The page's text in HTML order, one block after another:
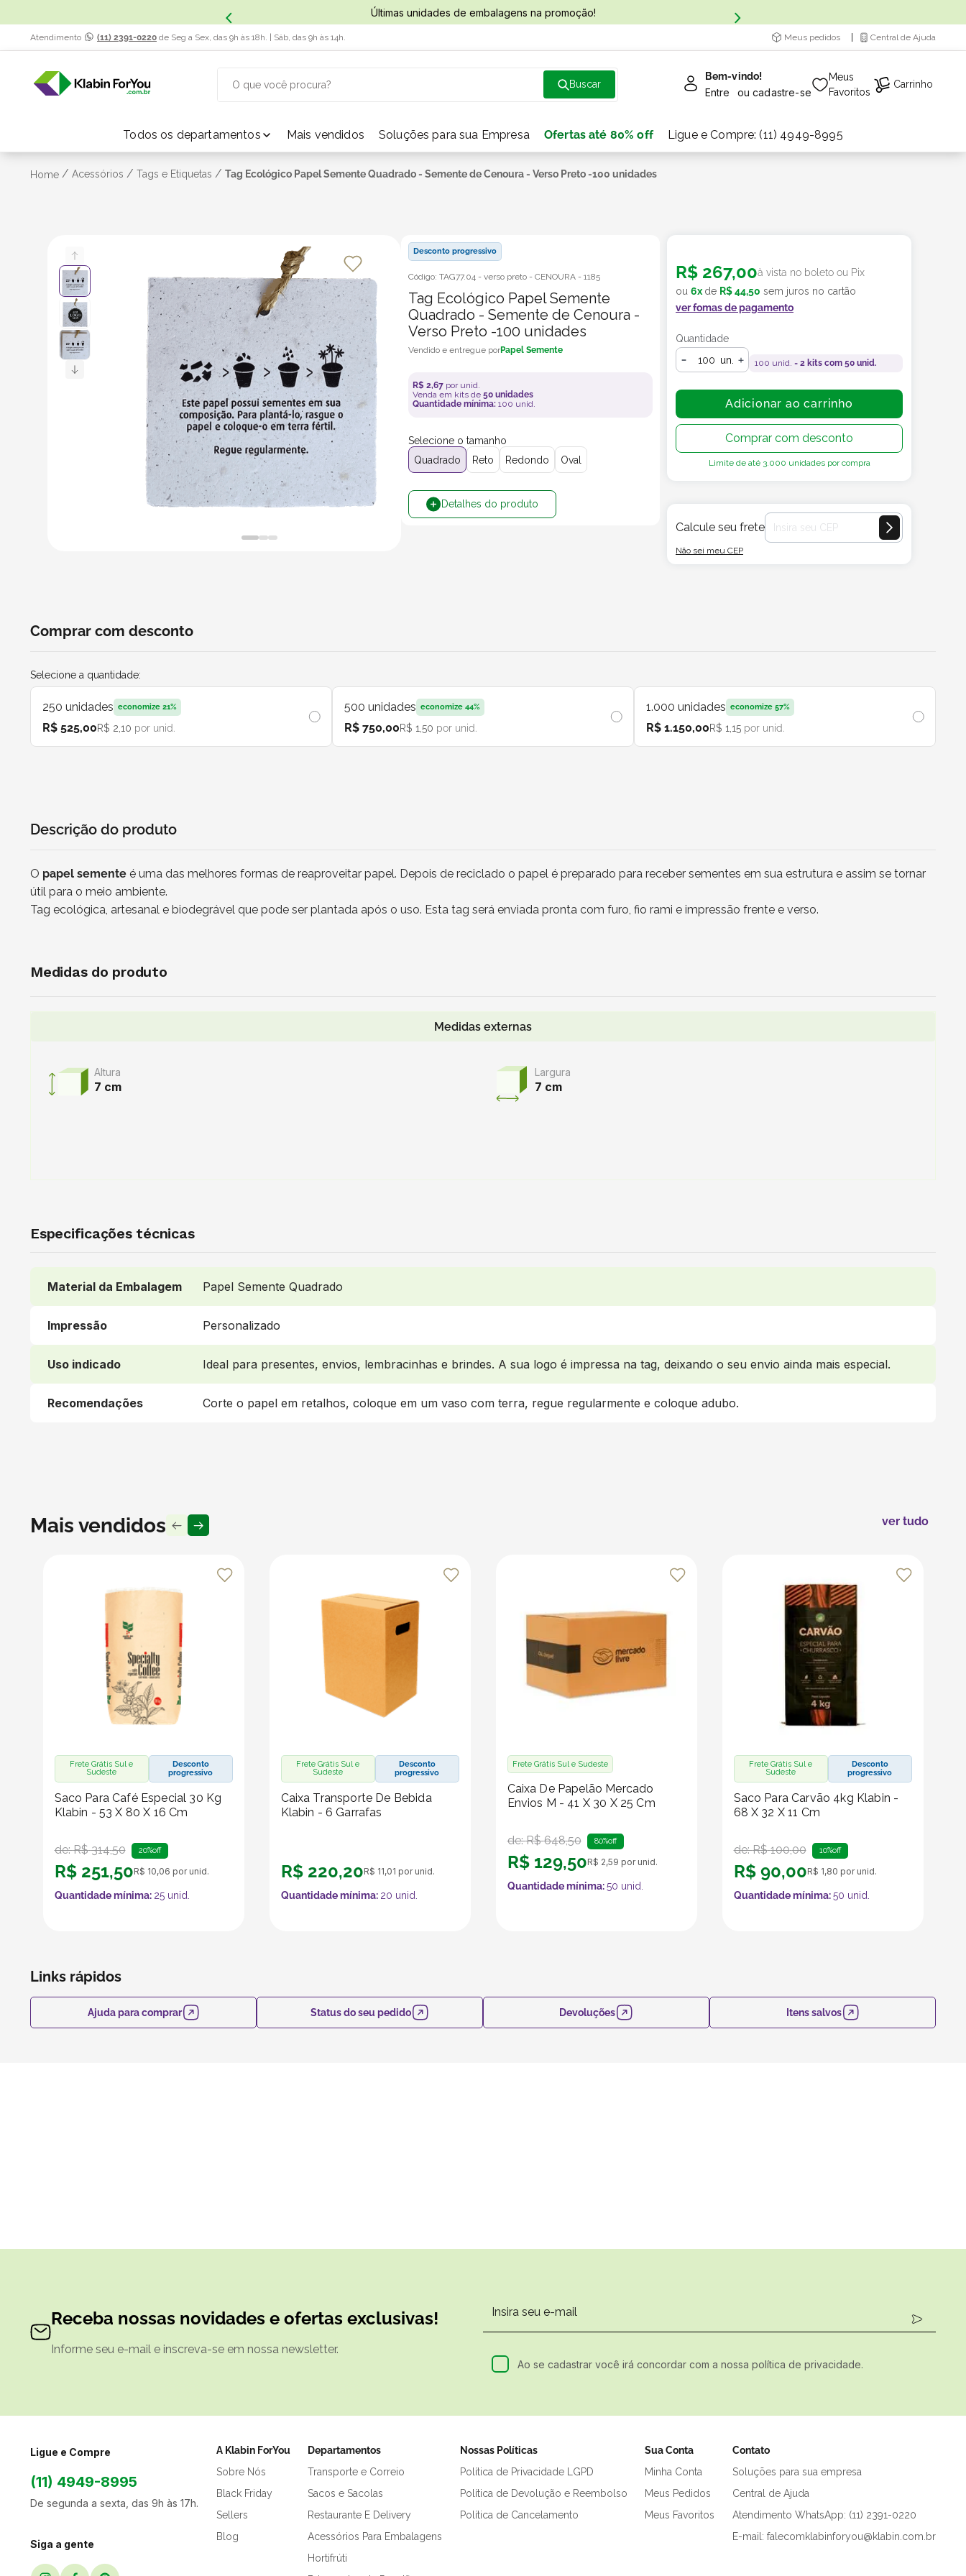
Últimas unidades de embalagens na promoção!
Atendimento (11) 2391-0220 de Seg a Sex, das 9h às 18h. | Sáb, das 9h às 14h. Meus pedidos Central de Ajuda
Bem-vindo!
Entre ou cadastre-se
Meus
Favoritos
Carrinho
Todos os departamentos Mais vendidos Soluções para sua Empresa Ofertas até 80% off Ligue e Compre: (11) 4949-8995
Home / Acessórios / Tags e Etiquetas / Tag Ecológico Papel Semente Quadrado - Semente de Cenoura - Verso Preto -100 unidades
Desconto progressivo
Código: TAG77.04 - verso preto - CENOURA - 1185
Tag Ecológico Papel Semente
Quadrado - Semente de Cenoura -
Verso Preto -100 unidades
Papel Semente
R$ 2,67 por unid.
Venda em kits de 50 unidades
Quantidade mínima: 100 unid.
Selecione o tamanho
Quadrado
Reto Redondo Oval
Detalhes do produto
R$ 267,00à vista no boleto ou Pix
ou 6x de R$44,50 sem juros no cartão
ver fomas de pagamento
Quantidade
un.
100 unid. = 2 kits com 50 unid.
Adicionar ao carrinho
Comprar com desconto
Limite de até 3.000 unidades por compra
Calcule seu frete
Não sei meu CEP
Comprar com desconto
Selecione a quantidade:
250 unidades economize 21%
R$ 525,00R$ 2,10 por unid.
500 unidades economize 44%
R$ 750,00R$ 1,50 por unid.
1.000 unidades economize 57%
R$ 1.150,00R$ 1,15 por unid.
Descrição do produto
O papel semente é uma das melhores formas de reaproveitar papel. Depois de reciclado o papel é preparado para receber sementes em sua estrutura e assim se tornar
útil para o meio ambiente.
Tag ecológica, artesanal e biodegrável que pode ser plantada após o uso. Esta tag será enviada pronta com furo, fio rami e impressão frente e verso.
Medidas do produto
Medidas externas
Altura
7 cm
Largura
7 cm
Especificações técnicas
Material da Embalagem Papel Semente Quadrado
Impressão Personalizado
Uso indicado Ideal para presentes, envios, lembracinhas e brindes. A sua logo é impressa na tag, deixando o seu envio ainda mais especial.
Recomendações Corte o papel em retalhos, coloque em um vaso com terra, regue regularmente e coloque adubo.
Frete Grátis Sul e
Sudeste
Desconto
progressivo
Saco Para Café Especial 30 Kg
Klabin - 53 X 80 X 16 Cm
de:R$ 314,50 20%off
R$ 251,50R$ 10,06 por unid.
Quantidade mínima: 25unid.
Frete Grátis Sul e
Sudeste
Desconto
progressivo
Caixa Transporte De Bebida
Klabin - 6 Garrafas
R$ 220,20R$ 11,01 por unid.
Quantidade mínima: 20 unid.
Frete Grátis Sul e Sudeste
Caixa De Papelão Mercado
Envios M - 41 X 30 X 25 Cm
de:R$ 648,50 80%off
R$ 129,50R$ 2,59 por unid.
Quantidade mínima:50 unid.
Frete Grátis Sul e
Sudeste
Desconto
progressivo
Saco Para Carvão 4kg Klabin -
68 X 32 X 11 Cm
de:R$ 100,00 10%off
R$ 90,00R$ 1,80 por unid.
Quantidade mínima:50 unid.
Mais vendidos ver tudo
Links rápidos
Ajuda para comprar Status do seu pedido Devoluções Itens salvos
Receba nossas novidades e ofertas exclusivas!
Informe seu e-mail e inscreva-se em nossa newsletter.
Ao se cadastrar você irá concordar com a nossa política de privacidade.
Ligue e Compre
(11) 4949-8995
De segunda a sexta, das 9h às 17h.
Siga a gente
A Klabin ForYou
Sobre Nós
Black Friday
Sellers
Blog
Departamentos
Transporte e Correio
Sacos e Sacolas
Restaurante E Delivery
Acessórios Para Embalagens
Hortifrúti
Nossas Políticas
Política de Privacidade LGPD
Política de Devolução e Reembolso
Política de Cancelamento
Sua Conta
Minha Conta
Meus Pedidos
Meus Favoritos
Contato
Soluções para sua empresa
Central de Ajuda
Atendimento WhatsApp: (11) 2391-0220
E-mail: falecomklabinforyou@klabin.com.br
TERMOS MAIS BUSCADOS
1 º caixa papelão
º transporte
5 bebida
caixas
7 café
8º papel semente
bebidas